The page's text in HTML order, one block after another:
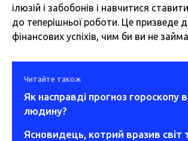
ілюзій і забобонів і навчитися
до теперішньої роботи. Це призведе
фінансових успіхів, чим би ви не
Читайте також
Як насправді прогноз гороскопу
людину?
Ясновидець, котрий вразив світ